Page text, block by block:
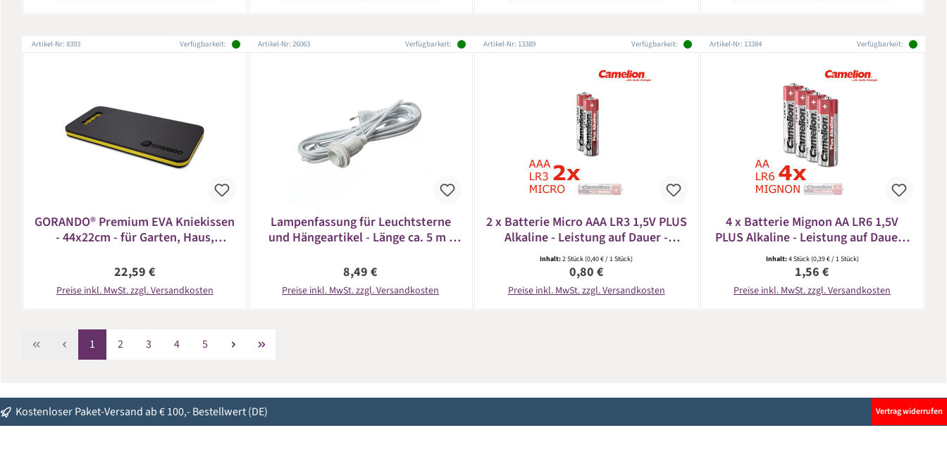
Artikel-Nr: 8393 Verfügbarkeit:
GORANDO® Premium EVA Kniekissen
- 44x22cm - für Garten, Haus,
Regulärer Preis:
22,59 €
Preise inkl. MwSt. zzgl. Versandkosten
Artikel-Nr: 26063 Verfügbarkeit:
Lampenfassung für Leuchtsterne
und Hängeartikel - Länge ca. 5 m -
Regulärer Preis:
8,49 €
Preise inkl. MwSt. zzgl. Versandkosten
Artikel-Nr: 13389 Verfügbarkeit:
2 x Batterie Micro AAA LR3 1,5V PLUS
Alkaline - Leistung auf Dauer -
CAMELION
Inhalt:2 Stück(0,40 € / 1 Stück)
Regulärer Preis:
0,80 €
Preise inkl. MwSt. zzgl. Versandkosten
Artikel-Nr: 13384 Verfügbarkeit:
4 x Batterie Mignon AA LR6 1,5V
PLUS Alkaline - Leistung auf Dauer -
CAMELION
Inhalt:4 Stück(0,39 € / 1 Stück)
Regulärer Preis:
1,56 €
Preise inkl. MwSt. zzgl. Versandkosten
Seite
1 Seite
2 Seite
3 Seite
4 Seite
5
Kostenloser Paket-Versand ab € 100,- Bestellwert (DE) Vertrag widerrufen